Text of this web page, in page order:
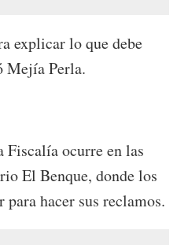
explicar lo que debe
Mejía Perla.
ocurre en las
El Benque, donde los
hacer sus reclamos.